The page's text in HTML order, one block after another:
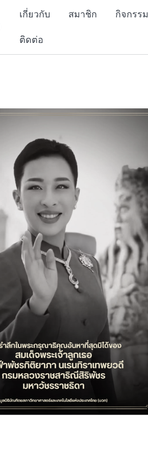
เกี่ยวกับ สมาชิก กิจกรรม
ติดต่อ